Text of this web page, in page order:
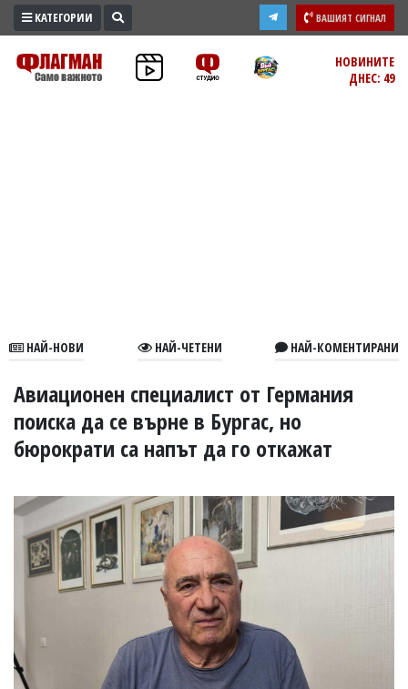
ПРОМО
ЗОНА
УКРАЙНА
СПОРТ
РАЗСЛЕДВАНЕ
БИЗНЕС
ЮГ
Управители:
v.vasilev@flagman.bg
Катя
Касабова,
КАТЕГОРИИ ВАШИЯТ СИГНАЛ
НОВИНИТЕ
ДНЕС: 49
НАЙ-НОВИ НАЙ-ЧЕТЕНИ НАЙ-КОМЕНТИРАНИ
Авиационен специалист от Германия
поиска да се върне в Бургас, но
бюрократи са напът да го откажат